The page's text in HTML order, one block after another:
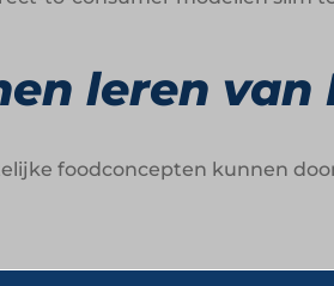
leren
foodconcepten kunnen